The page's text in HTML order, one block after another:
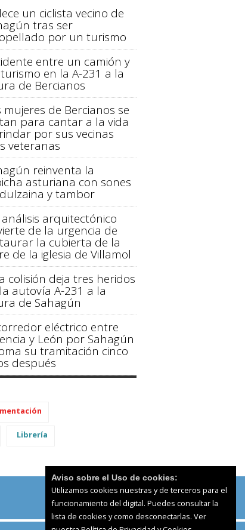
un ciclista vecino de
tras ser
por un turismo
entre un camión y
en la A-231 a la
de Bercianos
mujeres de Bercianos se
para cantar a la vida
por sus vecinas
veteranas
reinventa la
asturiana con sones
y tambor
arquitectónico
de la urgencia de
la cubierta de la
de la iglesia de Villamol
colisión deja tres heridos
autovía A-231 a la
de Sahagún
eléctrico entre
y León por Sahagún
su tramitación cinco
después
Librería
Aviso sobre el Uso de cookies:
Utilizamos cookies nuestras y de terceros para el
funcionamiento del digital. Puedes consultar la
lista de cookies y como desconectarlas. Ver